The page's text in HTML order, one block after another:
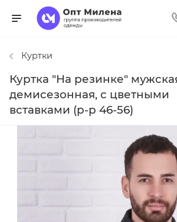
Куртки
Куртка "На резинке"
демисезонная, с цветными
вставками (р-р 46-56)